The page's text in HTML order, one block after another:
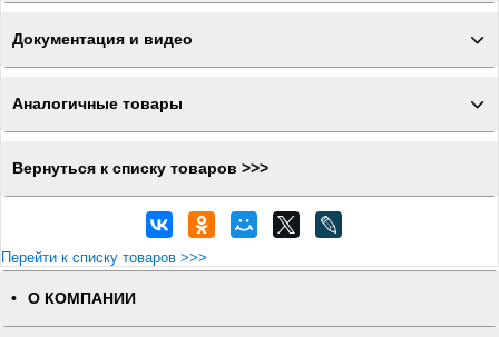
Документация и видео
Аналогичные товары
Вернуться к списку товаров >>>
Перейти к списку товаров >>>
О КОМПАНИИ